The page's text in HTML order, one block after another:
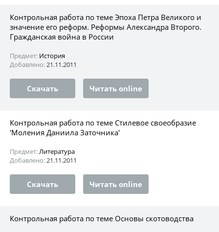
Контрольная работа по теме Эпоха Петра Великого и
значение его реформ. Реформы Александра Второго.
Гражданская война в России
Предмет: История
Добавлено:21.11.2011
Скачать Читать online
Контрольная работа по теме Стилевое своеобразие
'Моления Даниила Заточника'
Предмет:Литература
Добавлено:21.11.2011
Скачать Читать online
Контрольная работа по теме Основы скотоводства